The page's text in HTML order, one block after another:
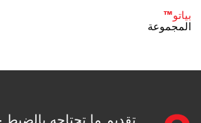
بياتو™
المجموعة
تقديم ما تحتاجه بالضبط -